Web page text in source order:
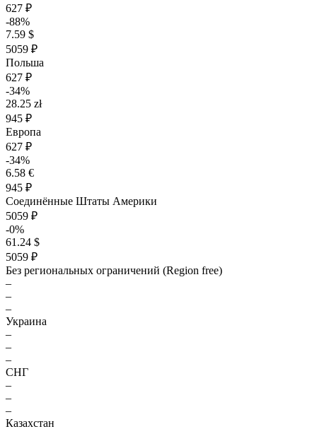
627 ₽
-88%
7.59 $
5059 ₽
Польша
627 ₽
-34%
28.25 zł
945 ₽
Европа
627 ₽
-34%
6.58 €
945 ₽
Соединённые Штаты Америки
5059 ₽
-0%
61.24 $
5059 ₽
Без региональных ограничений (Region free)
–
–
–
Украина
–
–
–
СНГ
–
–
–
Казахстан